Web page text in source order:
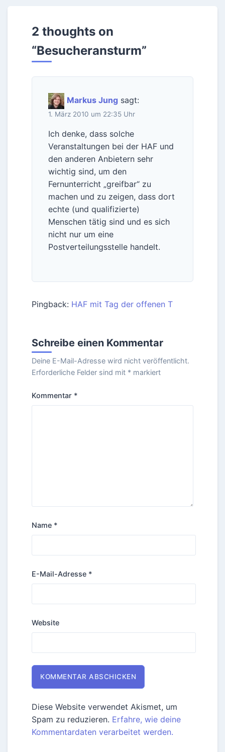
2 thoughts on
“Besucheransturm”
Markus Jung sagt:
1. März 2010 um 22:35 Uhr
Ich denke, dass solche
Veranstaltungen bei der HAF und
den anderen Anbietern sehr
wichtig sind, um den
Fernunterricht „greifbar“ zu
machen und zu zeigen, dass dort
echte (und qualifizierte)
Menschen tätig sind und es sich
nicht nur um eine
Postverteilungsstelle handelt.
Pingback: HAF mit Tag der offenen T
Schreibe einen Kommentar
Deine E-Mail-Adresse wird nicht veröffentlicht.
Erforderliche Felder sind mit * markiert
Kommentar *
Name *
E-Mail-Adresse *
Website
Diese Website verwendet Akismet, um
Spam zu reduzieren. Erfahre, wie deine
Kommentardaten verarbeitet werden.